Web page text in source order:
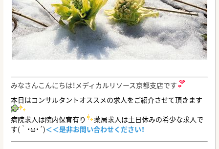
みなさんこんにちは！メディカルリソース京都支店です
本日はコンサルタントオススメの求人をご紹介させて頂きます
病院求人は院内保育有り
薬局求人は土日休みの希少な求人で
す(｀・ω・´)＜＜是非お問い合わせください！